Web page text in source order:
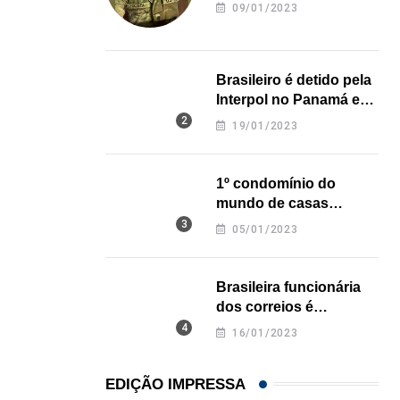
09/01/2023
Brasileiro é detido pela
Interpol no Panamá e
pode pegar prisão
19/01/2023
1º condomínio do
mundo de casas
impressas em 3D é
05/01/2023
Brasileira funcionária
dos correios é
assassinada a facadas
16/01/2023
EDIÇÃO IMPRESSA